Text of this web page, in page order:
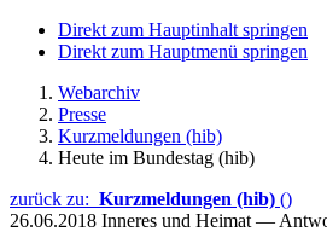
Direkt zum Hauptinhalt springen
Direkt zum Hauptmenü springen
Webarchiv
Presse
Kurzmeldungen (hib)
Heute im Bundestag (hib)
zurück zu: Kurzmeldungen (hib) ()
26.06.2018 Inneres und Heimat —